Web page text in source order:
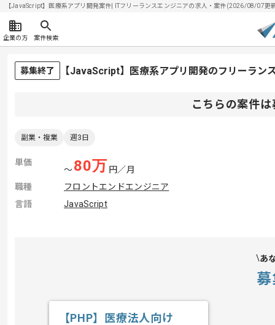
【JavaScript】医療系アプリ開発案件| ITフリーランスエンジニアの求人・案件(2026/08/07更
企業の方 案件検索
募集終了 【JavaScript】医療系アプリ開発のフリーラン
こちらの案件
副業・複業 週3日
単価
〜80万 円／月
職種
フロントエンドエンジニア
言語
JavaScript
あ
【PHP】医療法人向け